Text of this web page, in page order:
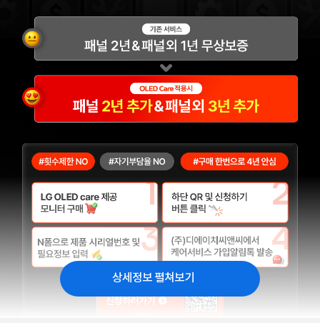
상세정보 펼쳐보기